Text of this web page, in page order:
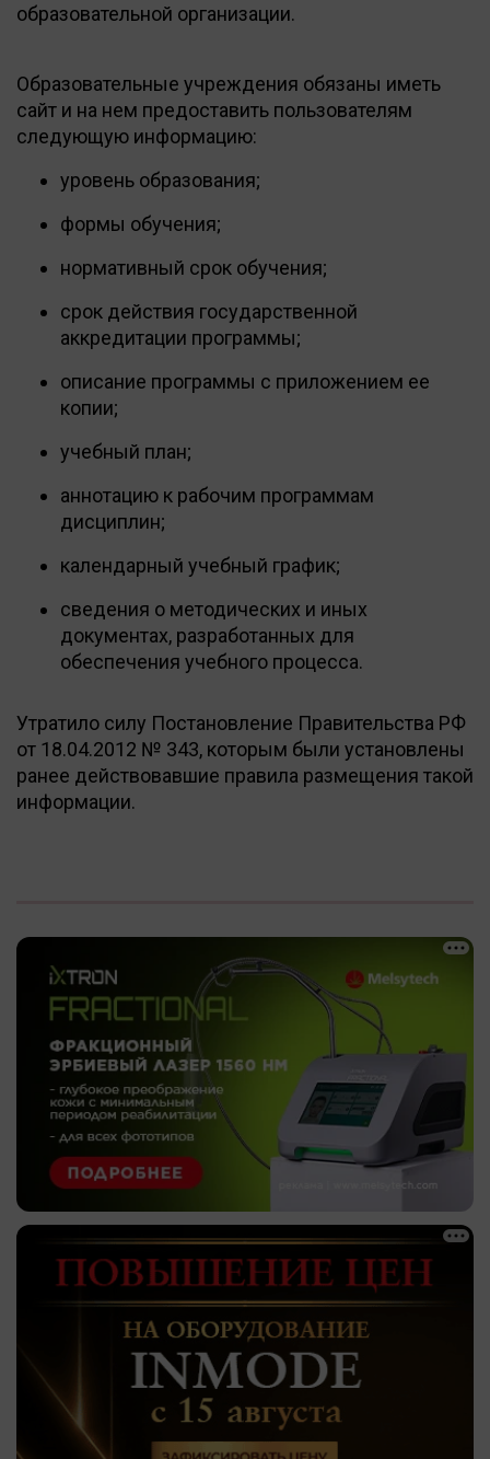
образовательной организации.
Образовательные учреждения обязаны иметь
сайт и на нем предоставить пользователям
следующую информацию:
уровень образования;
формы обучения;
нормативный срок обучения;
срок действия государственной
аккредитации программы;
описание программы с приложением ее
копии;
учебный план;
аннотацию к рабочим программам
дисциплин;
календарный учебный график;
сведения о методических и иных
документах, разработанных для
обеспечения учебного процесса.
Утратило силу Постановление Правительства РФ
от 18.04.2012 № 343, которым были установлены
ранее действовавшие правила размещения такой
информации.